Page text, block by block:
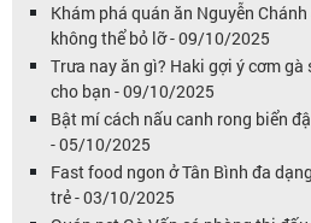
Khám phá quán ăn Nguyễn
không thể bỏ lỡ - 09/10/2025
Trưa nay ăn gì? Haki gợi ý cơm
cho bạn - 09/10/2025
Bật mí cách nấu canh rong biển
- 05/10/2025
Fast food ngon ở Tân Bình đa
trẻ - 03/10/2025